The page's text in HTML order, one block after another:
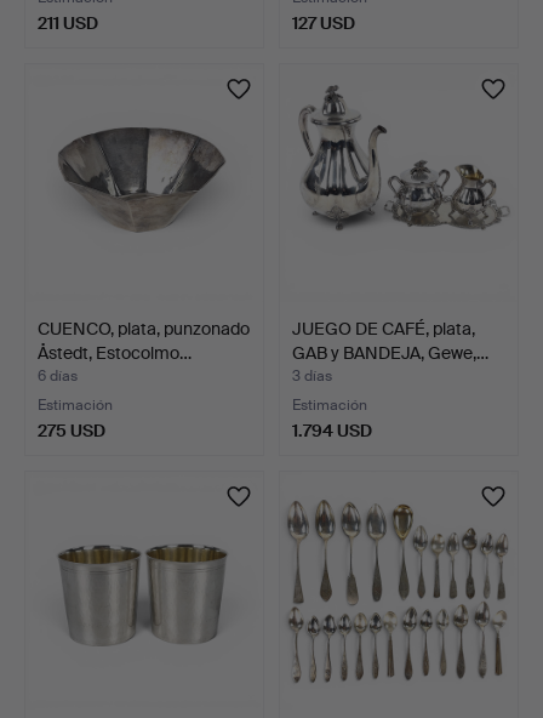
211 USD 127 USD
CUENCO, plata, punzonado
Åstedt, Estocolmo…
6 días
Estimación
275 USD
JUEGO DE CAFÉ, plata,
GAB y BANDEJA, Gewe,…
3 días
Estimación
1.794 USD